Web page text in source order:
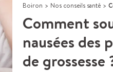
Boiron > Nos conseils santé >
Comment
nausées des
de grossesse